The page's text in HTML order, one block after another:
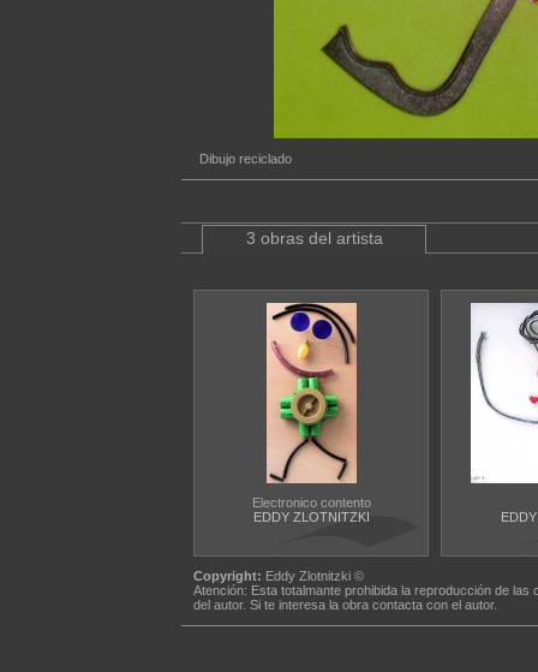
Dibujo reciclado
3 obras del artista
Electronico contento
EDDY ZLOTNITZKI
Copyright: Eddy Zlotnitzki ©
Atención: Esta totalmante prohibida la reproducción de
del autor. Si te interesa la obra contacta con el autor.